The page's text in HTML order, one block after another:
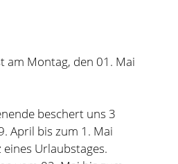
am Montag, den 01. Mai
beschert uns 3
April bis zum 1. Mai
Urlaubstages.